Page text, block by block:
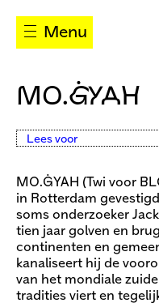
Menu
MO.ĠYAH
Lees voor
MO.ĠYAH (Twi voor
in Rotterdam
soms onderzoeker
tien jaar golven en
continenten en
kanaliseert hij de
van het mondiale
tradities viert en